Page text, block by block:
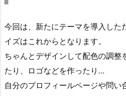
今回は、新たにテーマを導入した
イズはこれからとなります。
ちゃんとデザインして配色の調整
たり、ロゴなどを作ったり…
自分のプロフィールページや問い